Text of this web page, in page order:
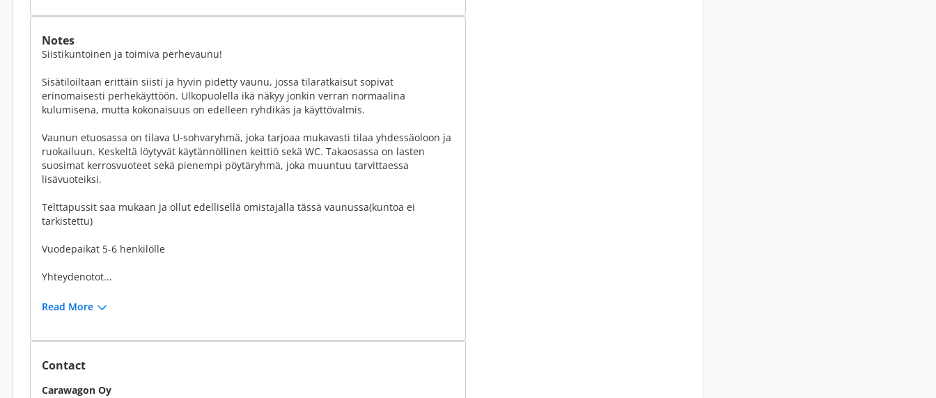
Notes
Siistikuntoinen ja toimiva perhevaunu!
Sisätiloiltaan erittäin siisti ja hyvin pidetty vaunu, jossa tilaratkaisut sopivat
erinomaisesti perhekäyttöön. Ulkopuolella ikä näkyy jonkin verran normaalina
kulumisena, mutta kokonaisuus on edelleen ryhdikäs ja käyttövalmis.
Vaunun etuosassa on tilava U-sohvaryhmä, joka tarjoaa mukavasti tilaa yhdessäoloon ja
ruokailuun. Keskeltä löytyvät käytännöllinen keittiö sekä WC. Takaosassa on lasten
suosimat kerrosvuoteet sekä pienempi pöytäryhmä, joka muuntuu tarvittaessa
lisävuoteiksi.
Telttapussit saa mukaan ja ollut edellisellä omistajalla tässä vaunussa(kuntoa ei
tarkistettu)
Vuodepaikat 5-6 henkilölle
Yhteydenotot...
Read More
Contact
Carawagon Oy